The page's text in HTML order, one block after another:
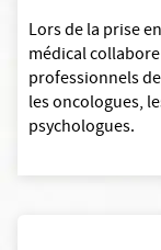
Lors de la prise
médical
professionnels
les oncologues,
psychologues.